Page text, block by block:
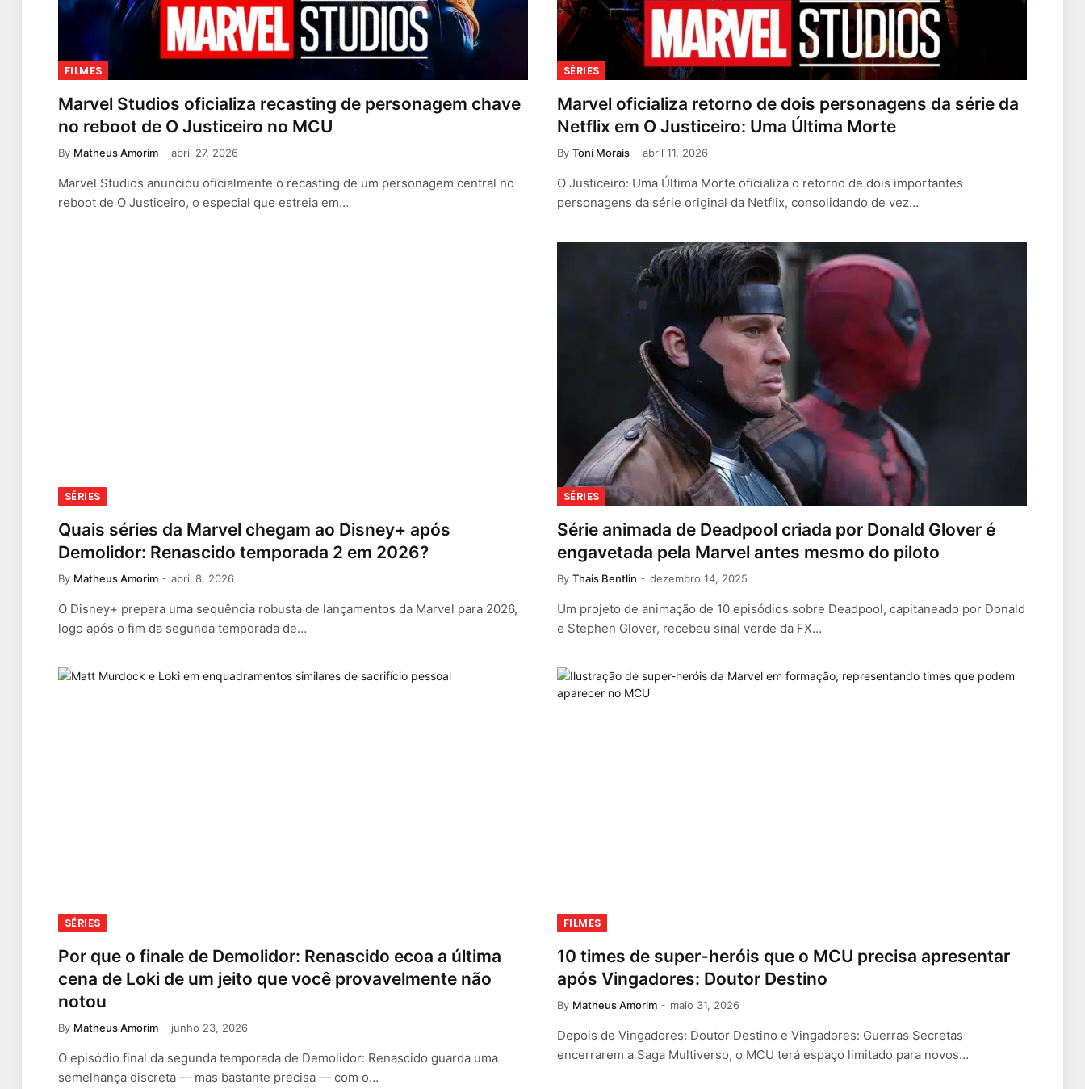
FILMES
Marvel Studios oficializa recasting de personagem chave
no reboot de O Justiceiro no MCU
By Matheus Amorim abril 27, 2026
Marvel Studios anunciou oficialmente o recasting de um personagem central no
reboot de O Justiceiro, o especial que estreia em…
SÉRIES
Marvel oficializa retorno de dois personagens da série da
Netflix em O Justiceiro: Uma Última Morte
By Toni Morais abril 11, 2026
O Justiceiro: Uma Última Morte oficializa o retorno de dois importantes
personagens da série original da Netflix, consolidando de vez…
SÉRIES
Quais séries da Marvel chegam ao Disney+ após
Demolidor: Renascido temporada 2 em 2026?
By Matheus Amorim abril 8, 2026
O Disney+ prepara uma sequência robusta de lançamentos da Marvel para 2026,
logo após o fim da segunda temporada de…
SÉRIES
Série animada de Deadpool criada por Donald Glover é
engavetada pela Marvel antes mesmo do piloto
By Thais Bentlin dezembro 14, 2025
Um projeto de animação de 10 episódios sobre Deadpool, capitaneado por Donald
e Stephen Glover, recebeu sinal verde da FX…
SÉRIES
Por que o finale de Demolidor: Renascido ecoa a última
cena de Loki de um jeito que você provavelmente não
notou
By Matheus Amorim junho 23, 2026
O episódio final da segunda temporada de Demolidor: Renascido guarda uma
semelhança discreta — mas bastante precisa — com o…
FILMES
10 times de super-heróis que o MCU precisa apresentar
após Vingadores: Doutor Destino
By Matheus Amorim maio 31, 2026
Depois de Vingadores: Doutor Destino e Vingadores: Guerras Secretas
encerrarem a Saga Multiverso, o MCU terá espaço limitado para novos…